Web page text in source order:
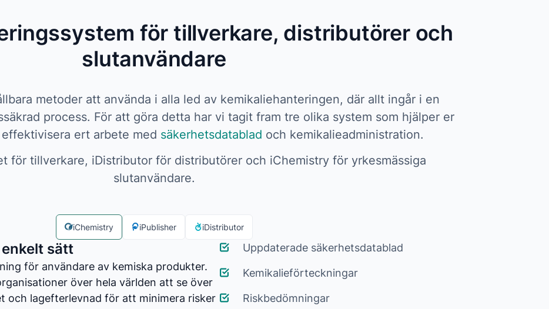
för tillverkare, distributörer och
slutanvändare
metoder att använda i alla led av kemikaliehanteringen, där allt ingår i en
process. För att göra detta har vi tagit fram tre olika system som hjälper er
ert arbete med säkerhetsdatablad och kemikalieadministration.
för tillverkare, iDistributor för distributörer och iChemistry för yrkesmässiga
slutanvändare.
iChemistry iPublisher iDistributor
sätt
för användare av kemiska produkter.
över hela världen att se över
och lagefterlevnad för att minimera risker
Uppdaterade säkerhetsdatablad
Kemikalieförteckningar
Riskbedömningar